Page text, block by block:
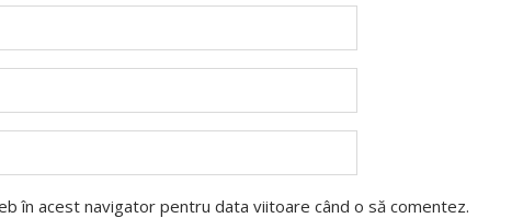
în acest navigator pentru data viitoare când o să comentez.